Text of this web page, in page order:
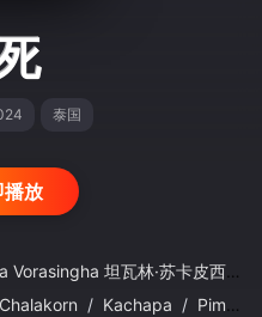
泰国
播放
Vorasingha 坦瓦林·苏卡皮西特
Chalakorn / Kachapa / Pimolrat